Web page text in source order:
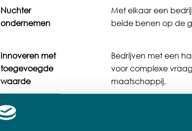
Nuchter
ondernemen
Met elkaar een
beide benen op de
Innoveren met
toegevoegde
waarde
Bedrijven met een
voor complexe
maatschappij.
Solide en
We zijn een sterke,